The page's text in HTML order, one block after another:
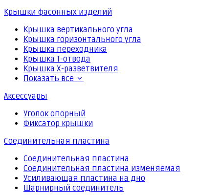
Крышки фасонных изделий
Крышка вертикального угла
Крышка горизонтального угла
Крышка переходника
Крышка Т-отвода
Крышка Х-разветвителя
Показать все
Аксессуары
Уголок опорный
Фиксатор крышки
Соединительная пластина
Соединительная пластина
Соединительная пластина изменяемая
Усиливающая пластина на дно
Шарнирный соединитель